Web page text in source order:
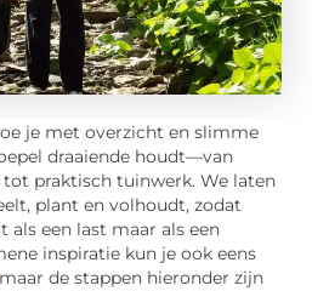
je met overzicht en slimme
draaiende houdt—van
praktisch tuinwerk. We laten
plant en volhoudt, zodat
als een last maar als een
inspiratie kun je ook eens
de stappen hieronder zijn